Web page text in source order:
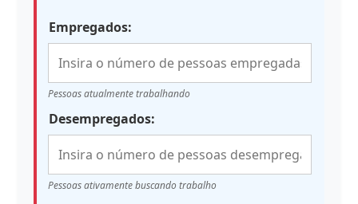
Empregados:
Pessoas atualmente trabalhando
Desempregados:
Pessoas ativamente buscando trabalho